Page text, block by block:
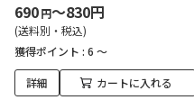
690円～830円
(送料別・税込)
獲得ポイント : 6 ～
詳細 カートに入れる